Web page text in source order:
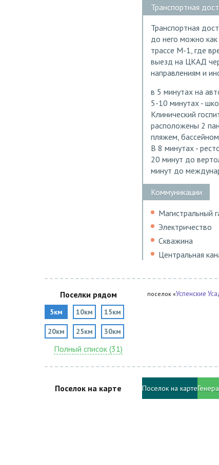
Транспортная
Транспортная
до него можно
трассе М-1, где
выезд на ЦКАД
направлениям и
в 5 минутах на
5-10 минутах -
Клинический
расположены 2
пляжем,
В 8 минутах -
20 минут до
минут до
Коммуникации
Магистральный
Электричество
Скважина
Центральная
Поселки рядом
5км 10км 15км
20км 25км 30км
Полный список (31)
поселок «Успенские
Поселок на карте Поселок на карте